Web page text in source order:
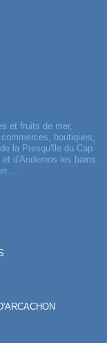
et fruits de mer,
boutiques,
la Presqu'île du Cap
d'Andernos les bains.
...